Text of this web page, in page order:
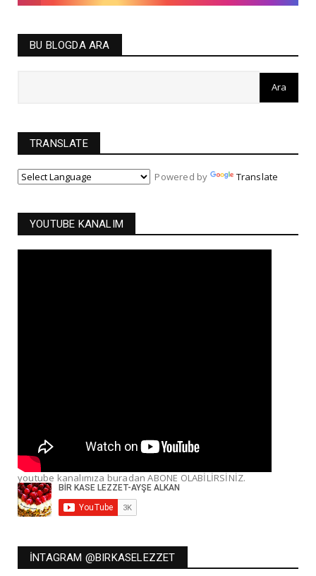
BU BLOGDA ARA
TRANSLATE
Powered by Translate
YOUTUBE KANALIM
youtube kanalımıza buradan ABONE OLABİLİRSİNİZ.
İNTAGRAM @BIRKASELEZZET